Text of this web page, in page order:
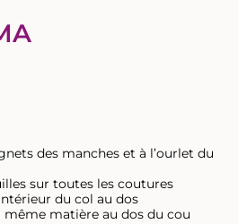
des manches et à l’ourlet du
sur toutes les coutures
du col au dos
matière au dos du cou